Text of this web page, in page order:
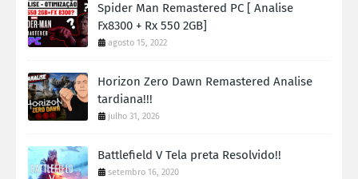
Spider Man Remastered PC [ Analise
Fx8300 + Rx 550 2GB]
agosto 15, 2022
Horizon Zero Dawn Remastered Analise
tardiana!!!
julho 31, 2026
Battlefield V Tela preta Resolvido!!
setembro 16, 2020